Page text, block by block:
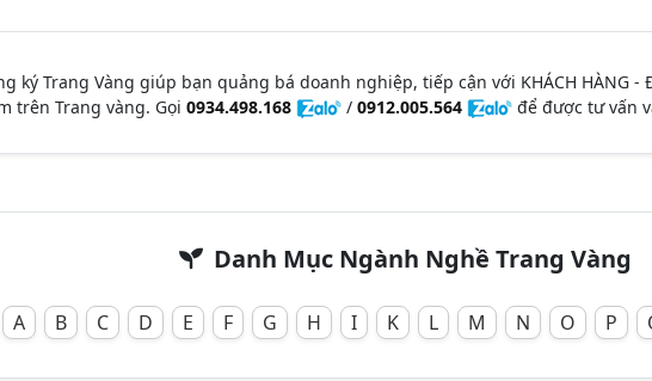
ký Trang Vàng giúp bạn quảng bá doanh nghiệp, tiếp cận với KHÁCH HÀNG -
trên Trang vàng. Gọi 0934.498.168 / 0912.005.564 để được tư vấn
Danh Mục Ngành Nghề Trang Vàng
A B C D E F G H I K L M N O P